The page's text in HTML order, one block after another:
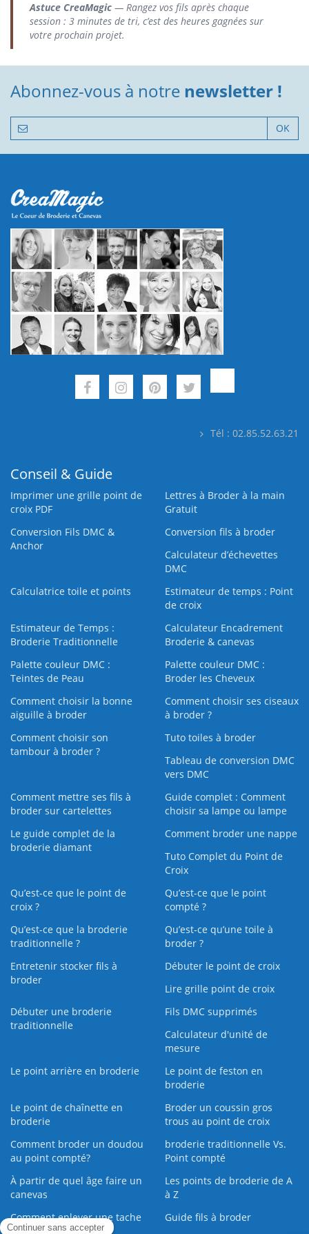
Astuce CreaMagic — Rangez vos fils après chaque
session : 3 minutes de tri, c’est des heures gagnées sur
votre prochain projet.
Abonnez-vous à notre newsletter !
OK
Tél : 02.85.52.63.21
Conseil & Guide
Imprimer une grille point de
croix PDF
Lettres à Broder à la main
Gratuit
Conversion Fils DMC &
Anchor
Conversion fils à broder
Calculateur d’échevettes
DMC
Calculatrice toile et points
Estimateur de temps : Point
de croix
Estimateur de Temps :
Broderie Traditionnelle
Calculateur Encadrement
Broderie & canevas
Palette couleur DMC :
Teintes de Peau
Palette couleur DMC :
Broder les Cheveux
Comment choisir la bonne
aiguille à broder
Comment choisir ses ciseaux
à broder ?
Comment choisir son
tambour à broder ?
Tuto toiles à broder
Tableau de conversion DMC
vers DMC
Comment mettre ses fils à
broder sur cartelettes
Guide complet : Comment
choisir sa lampe ou lampe
Le guide complet de la
broderie diamant
Comment broder une nappe
Tuto Complet du Point de
Croix
Qu’est-ce que le point de
croix ?
Qu’est-ce que le point
compté ?
Qu’est-ce que la broderie
traditionnelle ?
Qu’est‑ce qu’une toile à
broder ?
Entretenir stocker fils à
broder
Débuter le point de croix
Lire grille point de croix
Débuter une broderie
traditionnelle
Fils DMC supprimés
Calculateur d'unité de
mesure
Le point arrière en broderie
Le point de feston en
broderie
Le point de chaînette en
broderie
Broder un coussin gros
trous au point de croix
Comment broder un doudou
au point compté?
broderie traditionnelle Vs.
Point compté
À partir de quel âge faire un
canevas
Les points de broderie de A
à Z
Comment enlever une tache
sur une broderie
Guide fils à broder